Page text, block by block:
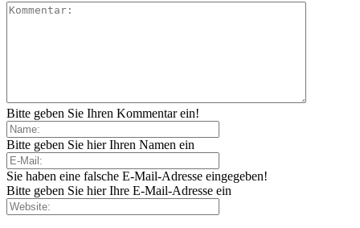
Bitte geben Sie Ihren Kommentar ein!
Bitte geben Sie hier Ihren Namen ein
Sie haben eine falsche E-Mail-Adresse eingegeben!
Bitte geben Sie hier Ihre E-Mail-Adresse ein